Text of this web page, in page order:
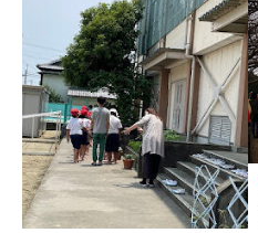
マ
ー
ク
に
保
存